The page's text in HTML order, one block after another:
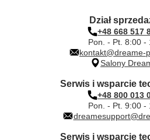
Dział
+48 668 517
Pon. - Pt. 8:00 -
kontakt@dreame-
Salony
Serwis i wsparcie
+48 800 013
Pon. - Pt. 9:00 -
Serwis i wsparcie